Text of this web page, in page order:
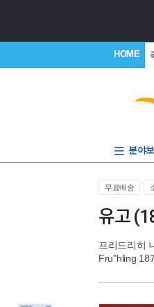
HOME
분야
무료배송
유고
프리드리히
Fru"hling